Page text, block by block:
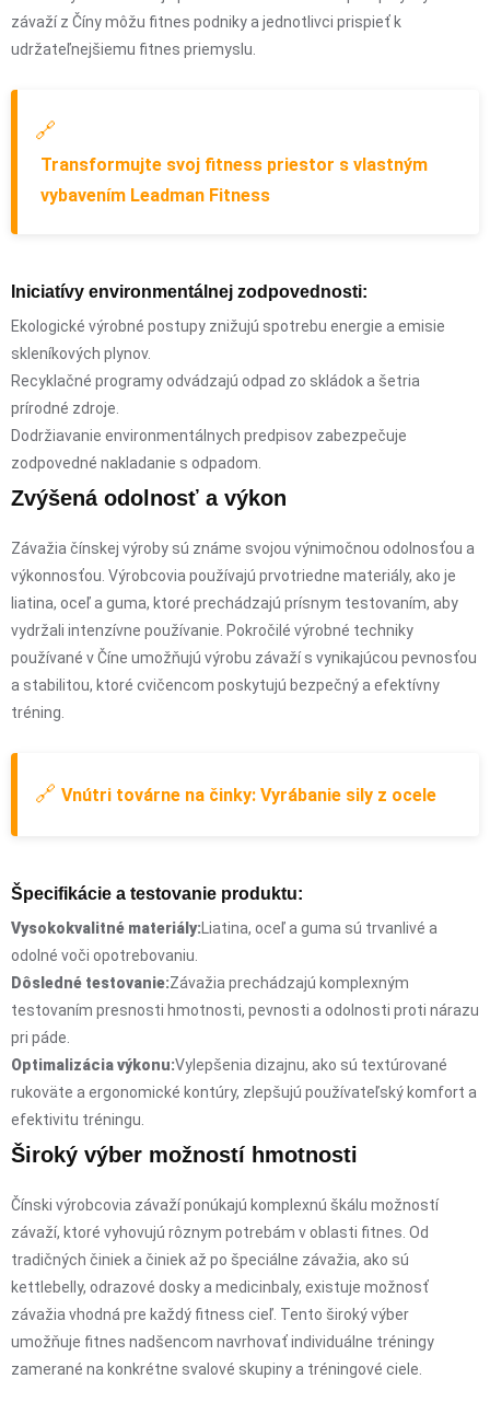
závaží z Číny môžu fitnes podniky a jednotlivci prispieť k
udržateľnejšiemu fitnes priemyslu.
🔗
Transformujte svoj fitness priestor s vlastným
vybavením Leadman Fitness
Iniciatívy environmentálnej zodpovednosti:
Ekologické výrobné postupy znižujú spotrebu energie a emisie
skleníkových plynov.
Recyklačné programy odvádzajú odpad zo skládok a šetria
prírodné zdroje.
Dodržiavanie environmentálnych predpisov zabezpečuje
zodpovedné nakladanie s odpadom.
Zvýšená odolnosť a výkon
Závažia čínskej výroby sú známe svojou výnimočnou odolnosťou a
výkonnosťou. Výrobcovia používajú prvotriedne materiály, ako je
liatina, oceľ a guma, ktoré prechádzajú prísnym testovaním, aby
vydržali intenzívne používanie. Pokročilé výrobné techniky
používané v Číne umožňujú výrobu závaží s vynikajúcou pevnosťou
a stabilitou, ktoré cvičencom poskytujú bezpečný a efektívny
tréning.
🔗 Vnútri továrne na činky: Vyrábanie sily z ocele
Špecifikácie a testovanie produktu:
Vysokokvalitné materiály: Liatina, oceľ a guma sú trvanlivé a
odolné voči opotrebovaniu.
Dôsledné testovanie:Závažia prechádzajú komplexným
testovaním presnosti hmotnosti, pevnosti a odolnosti proti nárazu
pri páde.
Optimalizácia výkonu:Vylepšenia dizajnu, ako sú textúrované
rukoväte a ergonomické kontúry, zlepšujú používateľský komfort a
efektivitu tréningu.
Široký výber možností hmotnosti
Čínski výrobcovia závaží ponúkajú komplexnú škálu možností
závaží, ktoré vyhovujú rôznym potrebám v oblasti fitnes. Od
tradičných činiek a činiek až po špeciálne závažia, ako sú
kettlebelly, odrazové dosky a medicinbaly, existuje možnosť
závažia vhodná pre každý fitness cieľ. Tento široký výber
umožňuje fitnes nadšencom navrhovať individuálne tréningy
zamerané na konkrétne svalové skupiny a tréningové ciele.